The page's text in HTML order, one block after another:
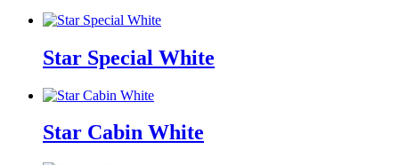
Star Special White
Star Cabin White